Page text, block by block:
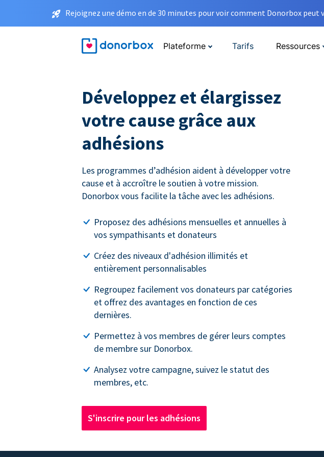
Rejoignez une démo en de 30 minutes pour voir comment Donorbox
Plateforme Tarifs Ressources
Développez et élargissez
votre cause grâce aux
adhésions
Les programmes d’adhésion aident à développer votre
cause et à accroître le soutien à votre mission.
Donorbox vous facilite la tâche avec les adhésions.
Proposez des adhésions mensuelles et annuelles à
vos sympathisants et donateurs
Créez des niveaux d'adhésion illimités et
entièrement personnalisables
Regroupez facilement vos donateurs par catégories
et offrez des avantages en fonction de ces
dernières.
Permettez à vos membres de gérer leurs comptes
de membre sur Donorbox.
Analysez votre campagne, suivez le statut des
membres, etc.
S'inscrire pour les adhésions